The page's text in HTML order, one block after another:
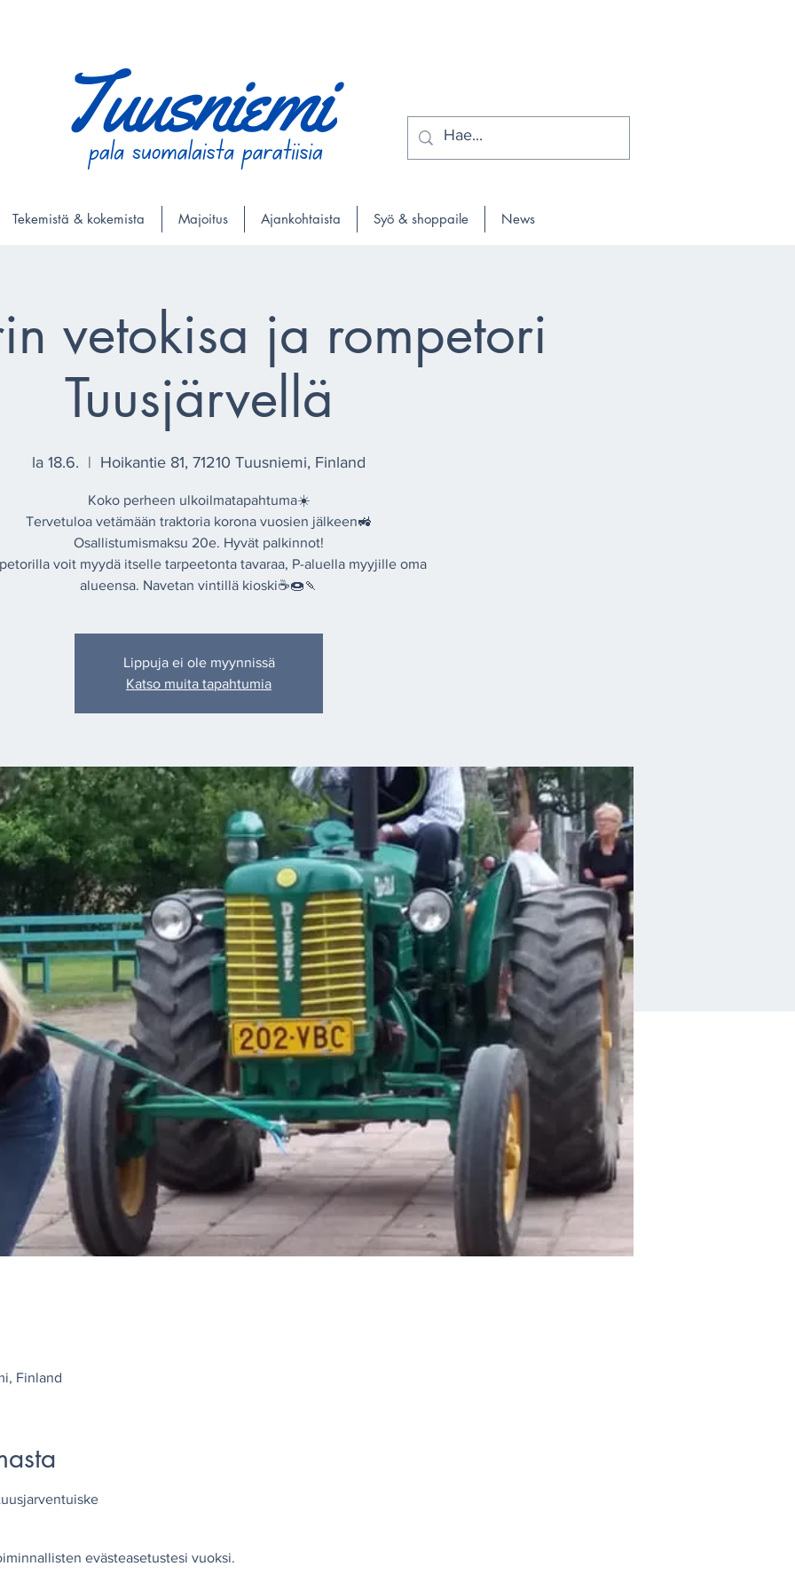
Tekemistä & kokemista Majoitus Ajankohtaista Syö & shoppaile News
vetokisa ja rompetori
Tuusjärvellä
la 18.6.
  |
Hoikantie 81, 71210 Tuusniemi, Finland
Koko perheen ulkoilmatapahtuma☀️
Tervetuloa vetämään traktoria korona vuosien jälkeen🚜
Osallistumismaksu 20e. Hyvät palkinnot!
voit myydä itselle tarpeetonta tavaraa, P-aluella myyjille oma
alueensa. Navetan vintillä kioski☕️🍩🍡
Lippuja ei ole myynnissä
Katso muita tapahtumia
Finland
evästeasetustesi vuoksi.